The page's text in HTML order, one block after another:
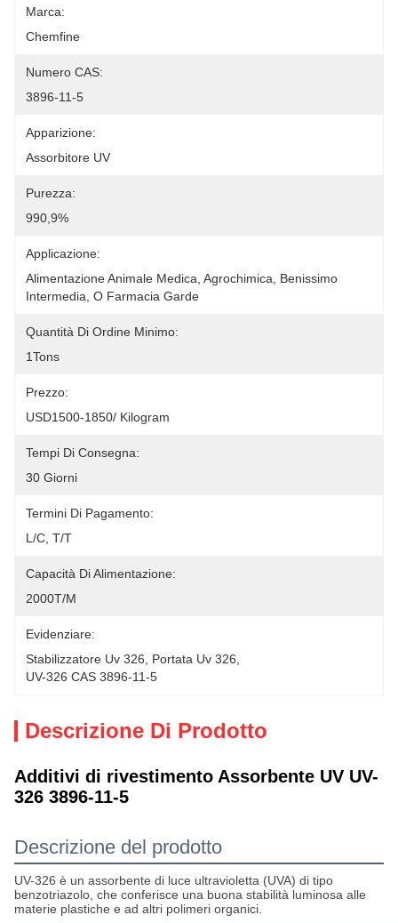
Marca:
Chemfine
Numero CAS:
3896-11-5
Apparizione:
Assorbitore UV
Purezza:
990,9%
Applicazione:
Alimentazione Animale Medica, Agrochimica, Benissimo
Intermedia, O Farmacia Garde
Quantità Di Ordine Minimo:
1Tons
Prezzo:
USD1500-1850/ Kilogram
Tempi Di Consegna:
30 Giorni
Termini Di Pagamento:
L/C, T/T
Capacità Di Alimentazione:
2000T/m
Evidenziare:
Stabilizzatore Uv 326
Portata Uv 326
UV-326 CAS 3896-11-5
Descrizione Di Prodotto
Additivi di rivestimento Assorbente UV UV-
326 3896-11-5
Descrizione del prodotto
UV-326 è un assorbente di luce ultravioletta (UVA) di tipo
benzotriazolo, che conferisce una buona stabilità luminosa alle
materie plastiche e ad altri polimeri organici.